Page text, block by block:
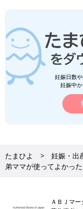
して半年、なかなか
ターの活動を徐々に再
※この記事は個人の体
す。
※記事内容でご紹介し
ます。あらかじめご
■関連：プレママ必見
妊娠日数
妊娠中
たまひよ 妊娠・出
弟ママが使ってよかっ
ＡＢＪマー